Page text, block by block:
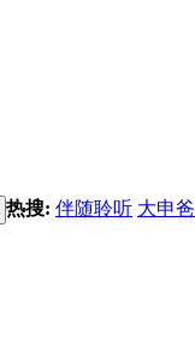
热搜: 伴随聆听 大申爸